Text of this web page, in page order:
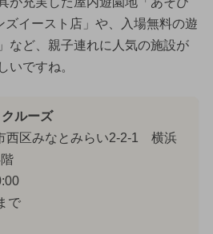
イースト店」や、入場無料の遊
など、親子連れに人気の施設が
いですね。
ルーズ
西区みなとみらい2-2-1 横浜
で